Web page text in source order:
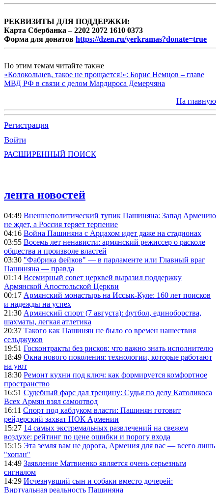
РЕКВИЗИТЫ ДЛЯ ПОДДЕРЖКИ:
Карта Сбербанка – 2202 2072 1610 0373
Форма для донатов https://dzen.ru/yerkramas?donate=true
По этим темам читайте также
«Колокольцев, такое не прощается!»: Борис Немцов – главе
МВД РФ в связи с делом Мардироса Демерчяна
На главную
Регистрация
Войти
РАСШИРЕННЫЙ ПОИСК
лента новостей
04:49 Внешнеполитический тупик Пашиняна: Запад Армению
не ждет, а Россия теряет терпение
04:16 Война Пашиняна с Арцахом идет даже на стадионах
03:55 Восемь лет ненависти: армянский режиссер о расколе
общества и произволе властей
03:30 "Фабрика фейков" — в парламенте или Главный враг
Пашиняна — правда
01:14 Всемирный совет церквей выразил поддержку
Армянской Апостольской Церкви
00:17 Армянский монастырь на Иссык-Куле: 160 лет поисков
и надежды на успех
21:30 Армянский спорт (7 августа): футбол, единоборства,
шахматы, легкая атлетика
20:37 Такого как Пашинян не было со времен нашествия
сельджуков
19:51 Госконтракты без рисков: что важно знать исполнителю
18:49 Окна нового поколения: технологии, которые работают
на уют
18:30 Ремонт кухни под ключ: как формируется комфортное
пространство
16:51 Судебный фарс дал трещину: Судья по делу Католикоса
Всех Армян взял самоотвод
16:11 Спорт под каблуком власти: Пашинян готовит
рейдерский захват НОК Армении
15:27 14 самых экстремальных развлечений на свежем
воздухе: рейтинг по цене ошибки и порогу входа
15:15 Эта земля вам не дорога, Армения для вас — всего лишь
"хопан"
14:49 Заявление Матвиенко является очень серьезным
сигналом
14:29 Исчезнувший сын и собаки вместо дочерей:
Виртуальная реальность Пашиняна